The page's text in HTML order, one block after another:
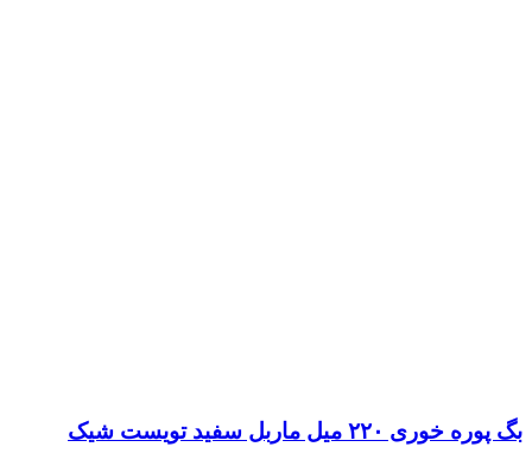
بگ پوره خوری ۲۲۰ میل ماربل سفید تویست شیک